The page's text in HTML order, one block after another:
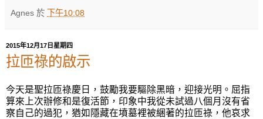
Agnes 於 下午10:08
2015年12月17日星期四
拉匝祿的啟示
今天是聖拉匝祿慶日，鼓勵我要驅除黑暗，迎接光明。屈指
算來上次辦修和是復活節，印象中我從未試過八個月沒有省
察自己的過犯，猶如隱藏在墳墓裡被綑著的拉匝祿，他哀求